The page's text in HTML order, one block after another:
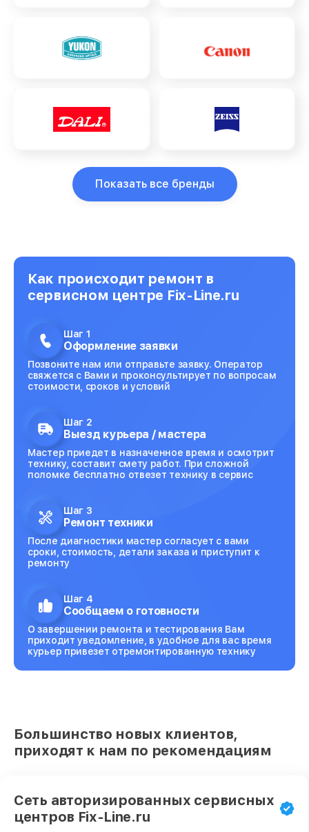
Показать все бренды
Как происходит ремонт в
сервисном центре Fix-Line.ru
Шаг 1
Оформление заявки
Позвоните нам или отправьте заявку. Оператор
свяжется с Вами и проконсультирует по вопросам
стоимости, сроков и условий
Шаг 2
Выезд курьера / мастера
Мастер приедет в назначенное время и осмотрит
технику, составит смету работ. При сложной
поломке бесплатно отвезет технику в сервис
Шаг 3
Ремонт техники
После диагностики мастер согласует с вами
сроки, стоимость, детали заказа и приступит к
ремонту
Шаг 4
Сообщаем о готовности
О завершении ремонта и тестирования Вам
приходит уведомление, в удобное для вас время
курьер привезет отремонтированную технику
Большинство новых клиентов,
приходят к нам по рекомендациям
Сеть авторизированных сервисных
центров Fix-Line.ru